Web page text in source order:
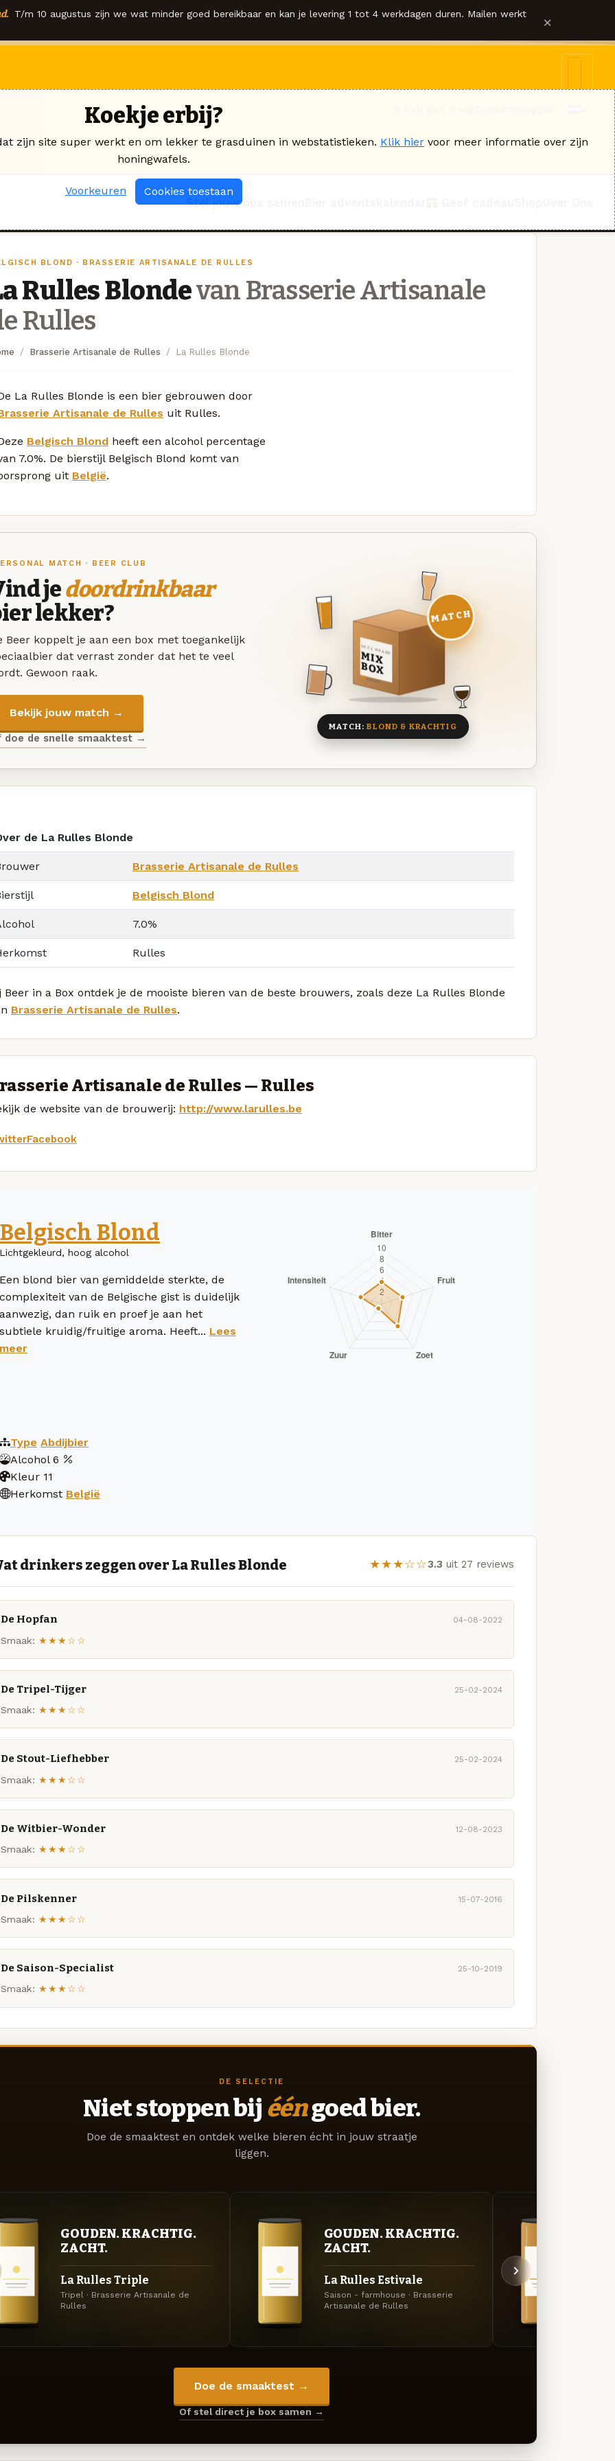
T/m 10 augustus zijn we wat minder goed bereikbaar en kan je levering 1 tot 4 werkdagen duren. Mailen werkt ×
Stel jouw box samen
BLOND · BRASSERIE ARTISANALE DE RULLES
Rulles Blondevan Brasserie Artisanale
Rulles
Brasserie Artisanale de Rulles La Rulles Blonde
La Rulles Blonde is een bier gebrouwen door
Artisanale de Rulles uit Rulles.
Belgisch Blond heeft een alcohol percentage
7.0%. De bierstijl Belgisch Blond komt van
uit België.
MATCH · BEER CLUB
jedoordrinkbaar
lekker?
Beer koppelt je aan een box met toegankelijk
dat verrast zonder dat het te veel
Gewoon raak.
Bekijk jouw match →
doe de snelle smaaktest →
DEZE MAAND
MIX
BOX
8 BIEREN
MATCH
MATCH:BLOND & KRACHTIG
de La Rulles Blonde
Brasserie Artisanale de Rulles
Belgisch Blond
7.0%
Rulles
Beer in a Box ontdek je de mooiste bieren van de beste brouwers, zoals deze La Rulles Blonde
Brasserie Artisanale de Rulles.
Artisanale de Rulles — Rulles
de website van de brouwerij: http://www.larulles.be
Facebook
Belgisch Blond
Lichtgekleurd, hoog alcohol
Een blond bier van gemiddelde sterkte, de
complexiteit van de Belgische gist is duidelijk
aanwezig, dan ruik en proef je aan het
subtiele kruidig/fruitige aroma. Heeft... Lees
meer
Type Abdijbier
Alcohol 6
Kleur 11
Herkomst België
drinkers zeggen over La Rulles Blonde ★★★☆☆3.3 uit 27 reviews
De Hopfan 04-08-2022
Smaak: ★★★☆☆
De Tripel-Tijger 25-02-2024
Smaak: ★★★☆☆
De Stout-Liefhebber 25-02-2024
Smaak: ★★★☆☆
De Witbier-Wonder 12-08-2023
Smaak: ★★★☆☆
De Pilskenner 15-07-2016
Smaak: ★★★☆☆
De Saison-Specialist 25-10-2019
Smaak: ★★★☆☆
DE SELECTIE
Niet stoppen bij ééngoed bier.
Doe de smaaktest en ontdek welke bieren écht in jouw straatje
liggen.
GOUDEN. KRACHTIG.
ZACHT.
La Rulles Triple
Tripel · Brasserie Artisanale de
Rulles
GOUDEN. KRACHTIG.
ZACHT.
La Rulles Estivale
Saison - farmhouse · Brasserie
Artisanale de Rulles
Doe de smaaktest →
Of stel direct je box samen →
Koekje erbij?
zijn site super werkt en om lekker te grasduinen in webstatistieken. Klik hier voor meer informatie over zijn
honingwafels.
Voorkeuren Cookies toestaan